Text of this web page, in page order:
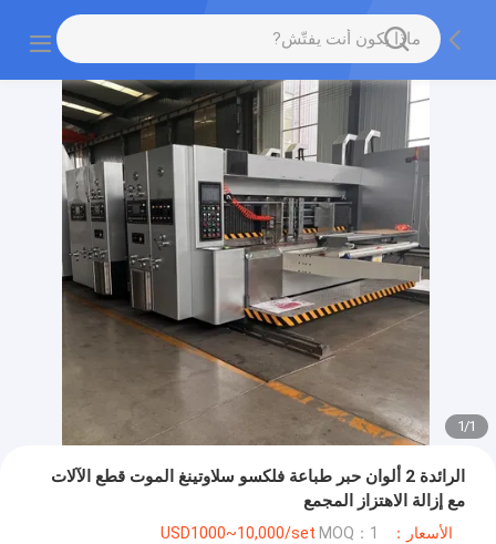
1
/
1
الرائدة 2 ألوان حبر طباعة فلكسو سلاوتينغ الموت قطع الآلات
مع إزالة الاهتزاز المجمع
الأسعار：USD1000~10,000/set MOQ：1